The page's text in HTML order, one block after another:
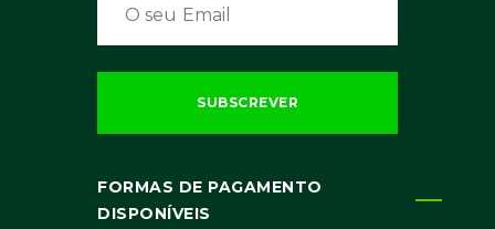
FORMAS DE PAGAMENTO
DISPONÍVEIS